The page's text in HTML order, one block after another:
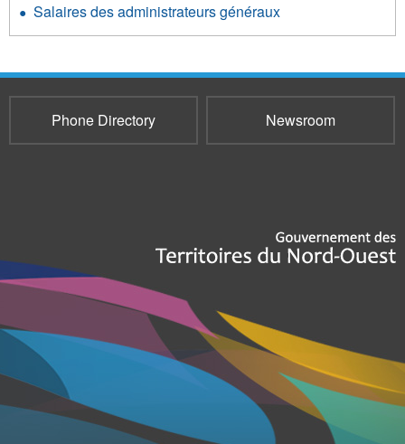
Salaires des administrateurs généraux
Phone Directory Newsroom